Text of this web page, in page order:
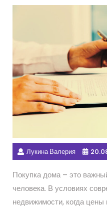
Лукина Валерия
Покупка дома – это
человека. В условиях
недвижимости, когда